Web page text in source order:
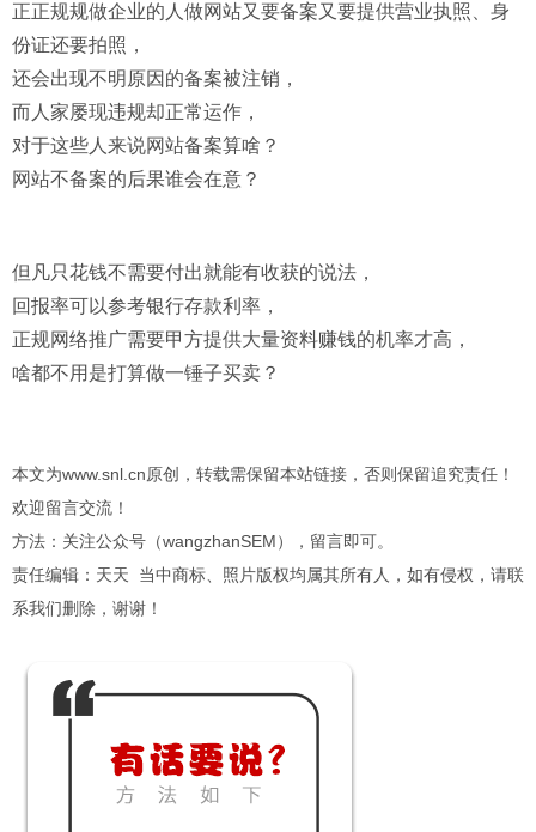
正正规规做企业的人做网站又要备案又要提供营业执照、身
份证还要拍照，
还会出现不明原因的备案被注销，
而人家屡现违规却正常运作，
对于这些人来说网站备案算啥？
网站不备案的后果谁会在意？
但凡只花钱不需要付出就能有收获的说法，
回报率可以参考银行存款利率，
正规网络推广需要甲方提供大量资料赚钱的机率才高，
啥都不用是打算做一锤子买卖？
本文为www.snl.cn原创，转载需保留本站链接，否则保留追究责任！
欢迎留言交流！
方法：关注公众号（wangzhanSEM），留言即可。
责任编辑：天天 当中商标、照片版权均属其所有人，如有侵权，请联
系我们删除，谢谢！